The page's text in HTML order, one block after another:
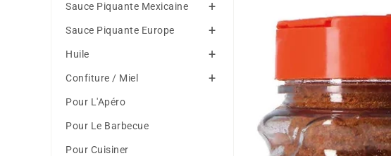
Sauce Piquante Mexicaine
Sauce Piquante Europe
Huile
Confiture / Miel
Pour L'Apéro
Pour Le Barbecue
Pour Cuisiner
Pastor